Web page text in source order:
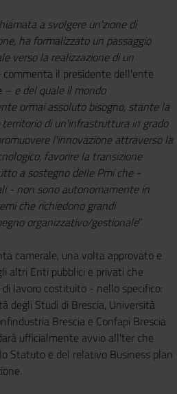
a svolgere un'zione di
ha formalizzato un passaggio
verso la realizzazione di un
il presidente dell'ente
– e del quale il mondo
ormai assoluto bisogno, stante la
di un'infrastruttura in grado
l'innovazione attraverso la
favorire la transizione
a sostegno delle Pmi che -
- non sono autonomamente in
che richiedono grandi
organizzativo/gestionale”
camerale, una volta approvato e
altri Enti pubblici e privati che
lavoro costituito - nello specifico:
degli Studi di Brescia, Università
Brescia e Confapi Brescia
ufficialmente avvio all'ter che
Statuto e del relativo Business plan